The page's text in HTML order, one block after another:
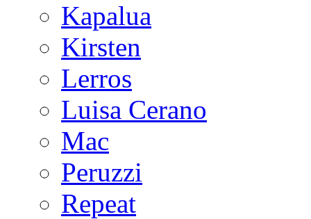
Kapalua
Kirsten
Lerros
Luisa Cerano
Mac
Peruzzi
Repeat